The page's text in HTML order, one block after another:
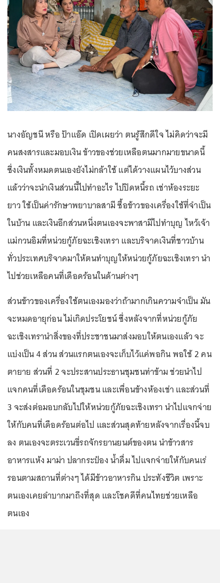
นางอัญชนี หรือ ป้าแอ๊ด เปิดเผยว่า ตนรู้สึกดีใจ ไม่คิดว่าจะมี
คนสงสารและมอบเงิน ข้าวของช่วยเหลือตนมากมายขนาดนี้
ซึ่งเงินทั้งหมดตนเองยังไม่กล้าใช้ แต่ได้วางแผนไว้บางส่วน
แล้วว่าจะนำเงินส่วนนี้ไปทำอะไร ไปปิดหนี้รถ เช่าห้องระยะ
ยาว ใช้เป็นค่ารักษาพยาบาลสามี ซื้อข้าวของเครื่องใช้ที่จำเป็น
ในบ้าน และเงินอีกส่วนหนึ่งตนเองจะพาสามีไปทำบุญ ไหว้เจ้า
แม่กวนอิมที่หน่วยกู้ภัยฉะเชิงเทรา และบริจาคเงินที่ชาวบ้าน
ทั่วประเทศบริจาคมาให้ตนทำบุญให้หน่วยกู้ภัยฉะเชิงเทรา นำ
ไปช่วยเหลือคนที่เดือดร้อนในด้านต่างๆ
ส่วนข้าวของเครื่องใช้ตนเองมองว่าถ้ามากเกินความจำเป็น มัน
จะหมดอายุก่อน ไม่เกิดประโยชน์ ซึ่งหลังจากที่หน่วยกู้ภัย
ฉะเชิงเทรานำสิ่งของที่ประชาชนมาส่งมอบให้ตนเองแล้ว จะ
แบ่งเป็น 4 ส่วน ส่วนแรกตนเองจะเก็บไว้แค่พอกิน พอใช้ 2 คน
ตายาย ส่วนที่ 2 จะประสานประธานชุมชนท่าข้าม ช่วยนำไป
แจกคนที่เดือดร้อนในชุมชน และเพื่อนข้างห้องเช่า และส่วนที่
3 จะส่งต่อมอบกลับไปให้หน่วยกู้ภัยฉะเชิงเทรา นำไปแจกจ่าย
ให้กับคนที่เดือดร้อนต่อไป และส่วนสุดท้ายหลังจากเรื่องนี้จบ
ลง ตนเองจะตระเวนขี่รถจักรยานยนต์ของตน นำข้าวสาร
อาหารแห้ง มาม่า ปลากระป๋อง น้ำดื่ม ไปแจกจ่ายให้กับคนเร่
รอนตามสถานที่ต่างๆ ได้มีข้าวอาหารกิน ประทังชีวิต เพราะ
ตนเองเคยลำบากมาถึงที่สุด และโชคดีที่คนไทยช่วยเหลือ
ตนเอง